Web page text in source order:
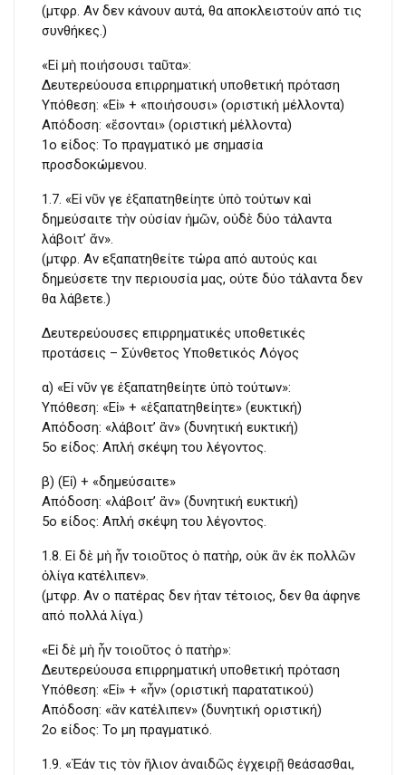
(μτφρ. Αν δεν κάνουν αυτά, θα αποκλειστούν από τις
συνθήκες.)
«Εἰ μὴ ποιήσουσι ταῦτα»:
Δευτερεύουσα επιρρηματική υποθετική πρόταση
Υπόθεση: «Εἰ» + «ποιήσουσι» (οριστική μέλλοντα)
Απόδοση: «ἔσονται» (οριστική μέλλοντα)
1ο είδος: To πραγματικό με σημασία
προσδοκώμενου.
1.7. «Εἰ νῦν γε ἐξαπατηθείητε ὑπὸ τούτων καὶ
δημεύσαιτε τὴν οὐσίαν ἡμῶν, οὐδὲ δύο τάλαντα
λάβοιτ’ ἄν».
(μτφρ. Αν εξαπατηθείτε τώρα από αυτούς και
δημεύσετε την περιουσία μας, ούτε δύο τάλαντα δεν
θα λάβετε.)
Δευτερεύουσες επιρρηματικές υποθετικές
προτάσεις – Σύνθετος Υποθετικός Λόγος
α) «Εἰ νῦν γε ἐξαπατηθείητε ὑπὸ τούτων»:
Υπόθεση: «Εἰ» + «ἐξαπατηθείητε» (ευκτική)
Απόδοση: «λάβοιτ’ ἂν» (δυνητική ευκτική)
5ο είδος: Απλή σκέψη του λέγοντος.
β) (Εἰ) + «δημεύσαιτε»
Απόδοση: «λάβοιτ’ ἂν» (δυνητική ευκτική)
5ο είδος: Απλή σκέψη του λέγοντος.
1.8. Εἰ δὲ μὴ ἦν τοιοῦτος ὁ πατὴρ, οὐκ ἂν ἐκ πολλῶν
ὀλίγα κατέλιπεν».
(μτφρ. Αν ο πατέρας δεν ήταν τέτοιος, δεν θα άφηνε
από πολλά λίγα.)
«Εἰ δὲ μὴ ἦν τοιοῦτος ὁ πατὴρ»:
Δευτερεύουσα επιρρηματική υποθετική πρόταση
Υπόθεση: «Εἰ» + «ἦν» (οριστική παρατατικού)
Απόδοση: «ἂν κατέλιπεν» (δυνητική οριστική)
2ο είδος: To μη πραγματικό.
1.9. «Ἐάν τις τὸν ἥλιον ἀναιδῶς ἐγχειρῇ θεάσασθαι,